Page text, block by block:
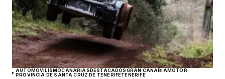
AUTOMOVILISMOCANARIASDESTACADOSGRAN CANARIAMOTOR
PROVINCIA DE SANTA CRUZ DE TENERIFETENERIFE